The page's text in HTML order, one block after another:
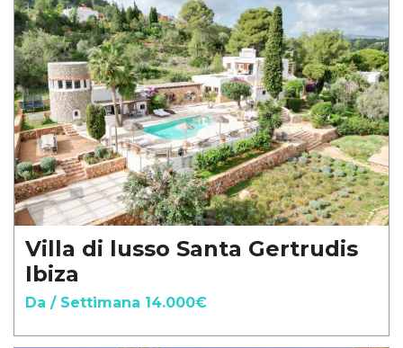
Villa di lusso Santa Gertrudis
Ibiza
Da / Settimana 14.000€